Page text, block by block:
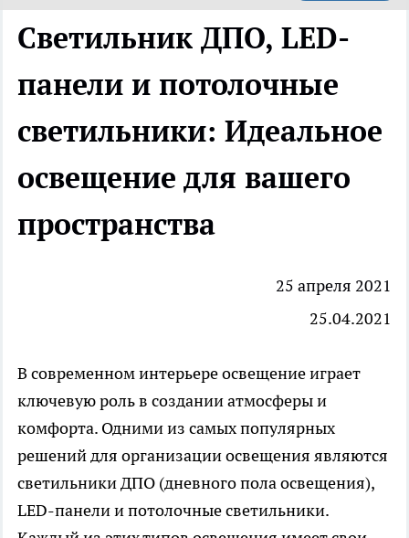
Светильник ДПО, LED-
панели и потолочные
светильники: Идеальное
освещение для вашего
пространства
25 апреля 2021
25.04.2021
В современном интерьере освещение играет
ключевую роль в создании атмосферы и
комфорта. Одними из самых популярных
решений для организации освещения являются
светильники ДПО (дневного пола освещения),
LED-панели и потолочные светильники.